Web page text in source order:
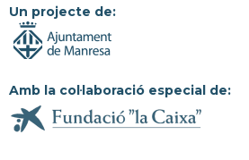
Un projecte de:
Amb la col·laboració especial de: